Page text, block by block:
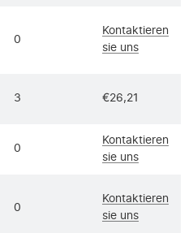
0
Kontaktieren
sie uns
3 €26,21
0
Kontaktieren
sie uns
0
Kontaktieren
sie uns